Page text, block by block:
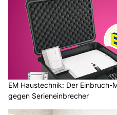
EM Haustechnik: Der Einbruch-
gegen Serieneinbrecher